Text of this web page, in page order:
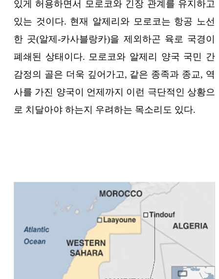
있게 허용하면서 모로코와 긴장 관계를 유지하고
있는 것이다. 현재 알제리와 모로코는 항공 노선
한 곳(알제-카사블랑카)을 제외하곤 육로 국경이
폐쇄된 상태이다. 모로코와 알제리 양국 국민 간
감정의 골은 더욱 깊어가고, 같은 종족과 종교, 역
사를 가진 양국이 언제까지 이런 극단적인 상황으
로 치달아야 하는지 우려하는 목소리도 있다.